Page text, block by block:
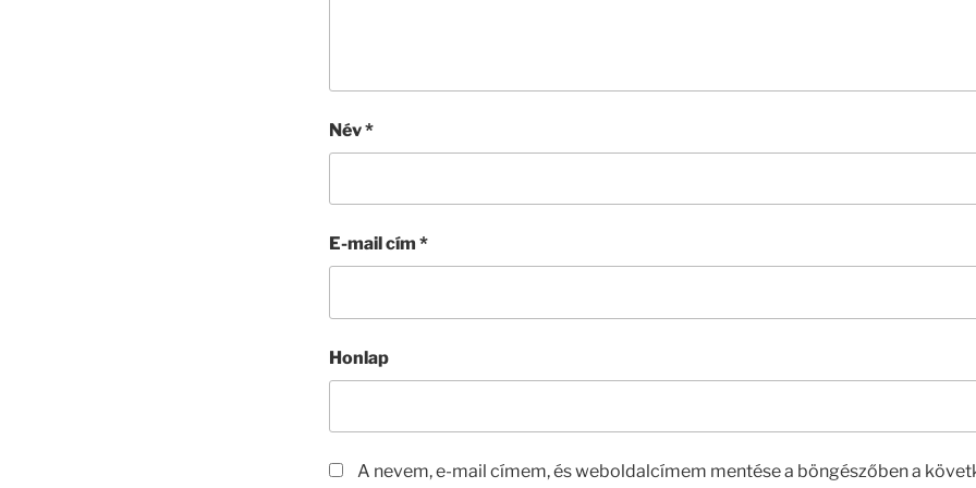
Név*
E-mail cím *
Honlap
A nevem, e-mail címem, és weboldalcímem mentése a böngészőben a